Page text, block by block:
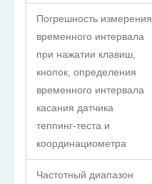
Погрешность измерения
временного интервала
при нажатии клавиш,
кнопок, определения
временного интервала
касания датчика
теппинг-теста и
координациометра
Частотный диапазон